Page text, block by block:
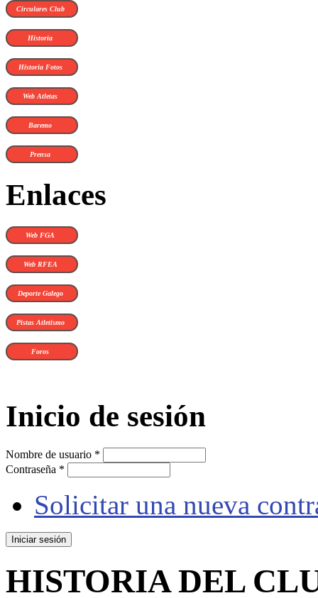
Circulares Club
Historia
Historia Fotos
Web Atletas
Baremo
Prensa
Enlaces
Web FGA
Web RFEA
Deporte Galego
Pistas Atletismo
Foros
Inicio de sesión
Nombre de usuario *
Contraseña *
Solicitar una nueva
HISTORIA DEL